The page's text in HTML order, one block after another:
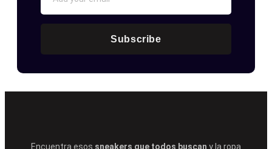
Subscribe
Encuentra esos sneakers que todos buscan y la ropa